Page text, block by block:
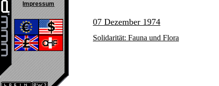
Impressum
07 Dezember 1974
Solidarität: Fauna und Flora